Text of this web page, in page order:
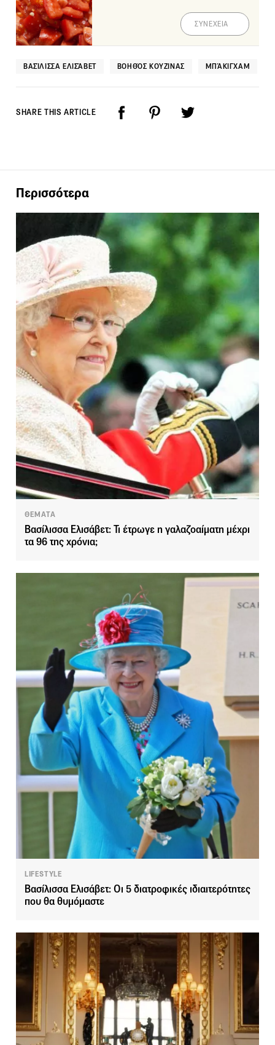
ΣΥΝΕΧΕΙΑ
ΒΑΣΊΛΙΣΣΑ ΕΛΙΣΆΒΕΤ ΒΟΗΘΌΣ ΚΟΥΖΊΝΑΣ ΜΠΆΚΙΓΧΑΜ
SHARE THIS ARTICLE
Περισσότερα
ΘΕΜΑΤΑ
Βασίλισσα Ελισάβετ: Τι έτρωγε η γαλαζοαίματη μέχρι
τα 96 της χρόνια;
LIFESTYLE
Βασίλισσα Ελισάβετ: Οι 5 διατροφικές ιδιαιτερότητες
που θα θυμόμαστε